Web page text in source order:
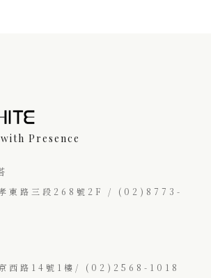
Presence
孝東路三段268號2F / (02)8773-
京西路14號1樓/ (02)2568-1018